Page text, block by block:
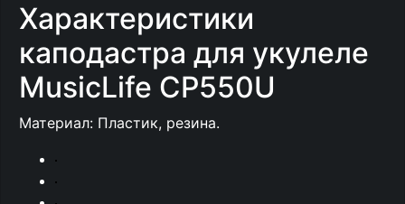
Характеристики
каподастра для укулеле
MusicLife CP550U
Материал: Пластик, резина.